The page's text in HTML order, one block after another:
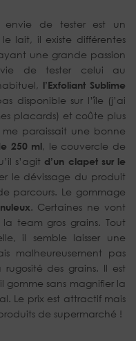
envie de tester est un
lait, il existe différentes
une grande passion
de tester celui au
l’Exfoliant Sublime
disponible sur l’île (j’ai
placards) et coûte plus
paraissait une bonne
250 ml, le couvercle de
s’agit d’un clapet sur le
le dévissage du produit
parcours. Le gommage
. Certaines ne vont
team gros grains. Tout
il semble laisser une
malheureusement pas
des grains. Il est
gomme sans magnifier la
Le prix est attractif mais
de supermarché !